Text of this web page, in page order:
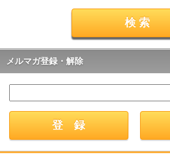
メルマガ登録・解除